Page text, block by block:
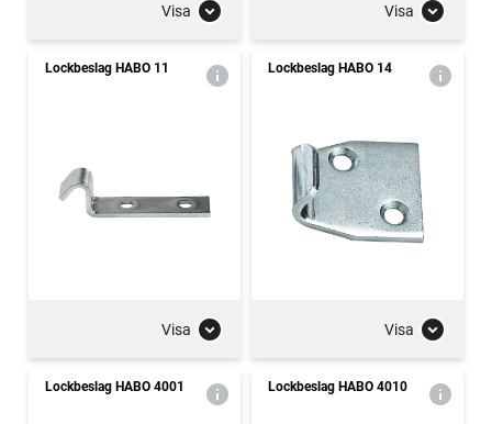
Visa Visa
Lockbeslag HABO 11
Visa
Lockbeslag HABO 14
Visa
Lockbeslag HABO 4001 Lockbeslag HABO 4010